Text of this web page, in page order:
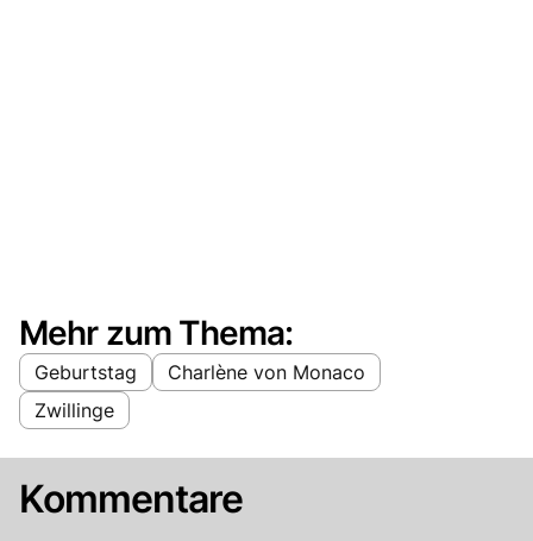
Mehr zum Thema:
Geburtstag
Charlène von Monaco
Zwillinge
Kommentare